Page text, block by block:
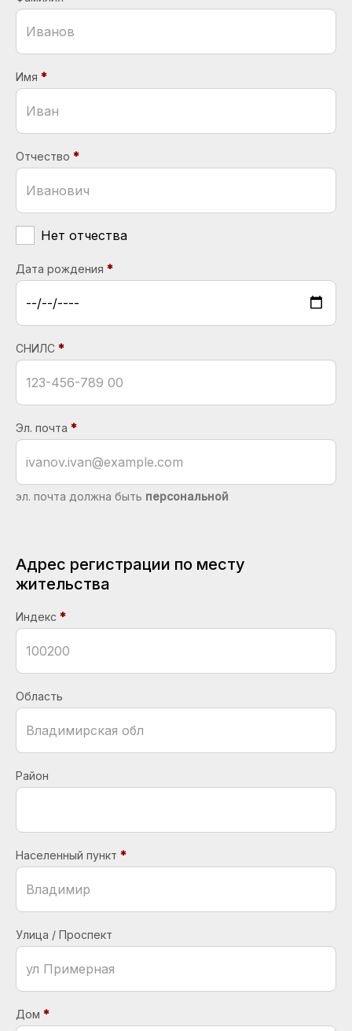
Имя
Отчество
Нет отчества
Дата рождения
СНИЛС
Эл. почта
эл. почта должна быть персональной
Адрес регистрации по месту
жительства
Индекс
Область
Район
Населенный пункт
Улица / Проспект
Дом